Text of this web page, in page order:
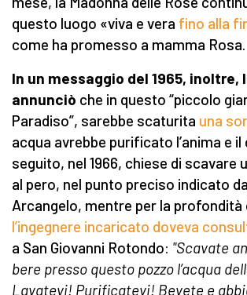
questo luogo «viva e vera fino alla
come ha promesso a mamma Rosa.
In un messaggio del 1965, inoltre,
annunciò che in questo “piccolo
Paradiso”, sarebbe scaturita una
acqua avrebbe purificato l’anima e il
seguito, nel 1966, chiese di scavare
al pero, nel punto preciso indicato
Arcangelo, mentre per la profondità
l’ingegnere incaricato doveva
a San Giovanni Rotondo: "Scavate
bere presso questo pozzo l’acqua
Lavatevi! Purificatevi! Bevete e